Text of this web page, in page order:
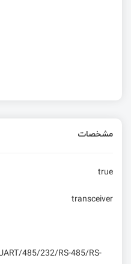
مشخصات
true
transceiver
485/232/RS-485/RS-